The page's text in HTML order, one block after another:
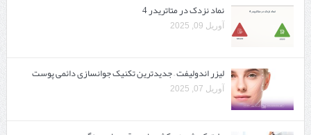
نماد نزدک در متاتریدر 4
آوریل 09, 2025
لیزر اندولیفت – جدیدترین تکنیک جوانسازی دائمی پوست
آوریل 07, 2025